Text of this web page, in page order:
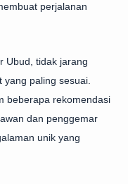
perjalanan
Ubud, tidak jarang
paling sesuai.
beberapa rekomendasi
dan penggemar
unik yang